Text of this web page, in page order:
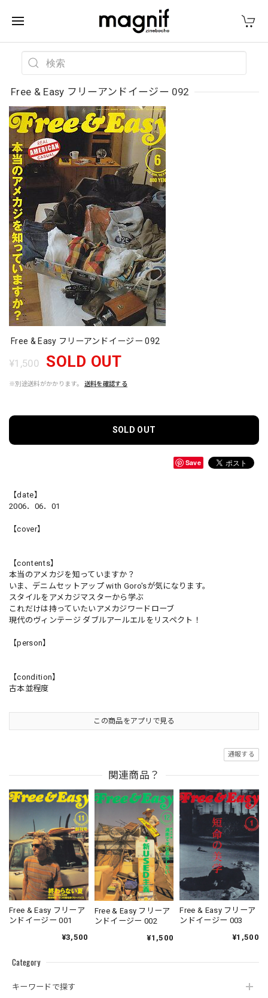
Category
キーワードで探す
Free & Easy フリーアンドイージー 092
Free & Easy フリーアンドイージー 092
¥1,500 SOLD OUT
※別途送料がかかります。 送料を確認する
SOLD OUT
Save
【date】
2006．06．01
【cover】
【contents】
本当のアメカジを知っていますか？
いま、デニムセットアップ with Goro'sが気になります。
スタイルをアメカジマスターから学ぶ
これだけは持っていたいアメカジワードローブ
現代のヴィンテージ ダブルアールエルをリスペクト！
【person】
【condition】
古本並程度
この商品をアプリで見る
通報する
関連商品？
Free & Easy フリーア
ンドイージー 001
¥3,500
Free & Easy フリーア
ンドイージー 002
¥1,500
Free & Easy フリーア
ンドイージー 003
¥1,500